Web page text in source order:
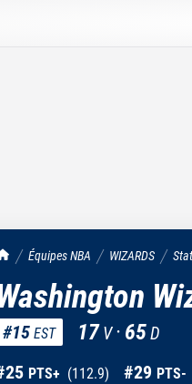
Actu NBA
Équipes NBA WIZARDS
#15EST 17 V ·65D
25 PTS+ (112.9) #29 PTS-